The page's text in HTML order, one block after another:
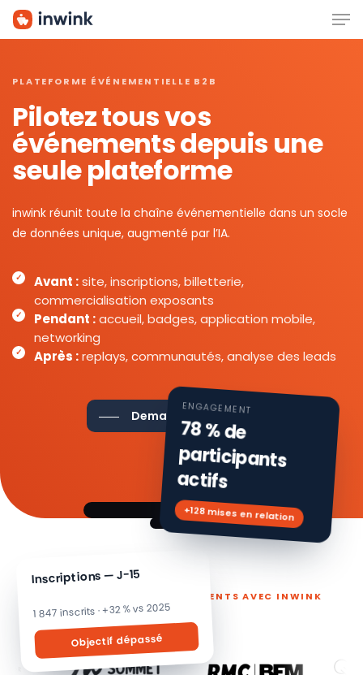
Skip
PLATEFORME ÉVÉNEMENTIELLE B2B
Pilotez tous vos
événements depuis une
seule plateforme
inwink réunit toute la chaîne événementielle dans un socle
de données unique, augmenté par l’IA.
Avant :site, inscriptions, billetterie,
commercialisation exposants
Pendant :accueil, badges, application mobile,
networking
Après :replays, communautés, analyse des leads
Demander une démo
Inscriptions — J-15
1 847 inscrits · +32 % vs 2025
Objectif dépassé
ENGAGEMENT
78 % de
participants
actifs
+128 mises en relation
ILS PILOTENT LEURS ÉVÉNEMENTS AVEC INWINK